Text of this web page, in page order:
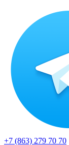
+7 (863) 279 70 70